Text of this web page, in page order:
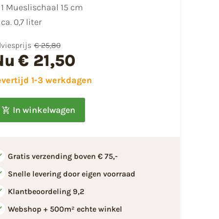
1 Mueslischaal 15 cm
ca. 0,7 liter
€ 25,80
€ 21,50
1-3 werkdagen
In winkelwagen
Gratis verzending boven € 75,-
Snelle levering door eigen voorraad
Klantbeoordeling 9,2
Webshop + 500m² echte winkel